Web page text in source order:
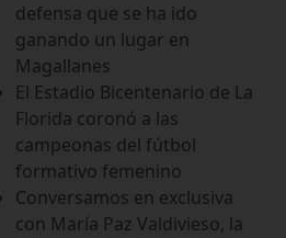
defensa que se ha ido
ganando un lugar en
Magallanes
El Estadio Bicentenario de La
Florida coronó a las
campeonas del fútbol
formativo femenino
Conversamos en exclusiva
con María Paz Valdivieso, la